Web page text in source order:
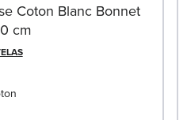
Coton Blanc Bonnet
cm